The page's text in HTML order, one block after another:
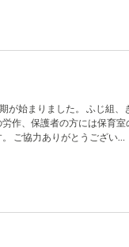
が始まりました。 ふじ組
作、保護者の方には保育
ご協力ありがとうござい…